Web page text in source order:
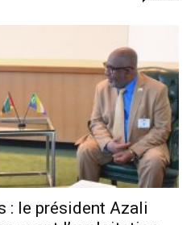
: le président Azali